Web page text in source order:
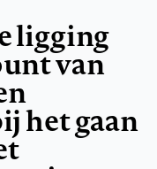
ligging
van
het gaan